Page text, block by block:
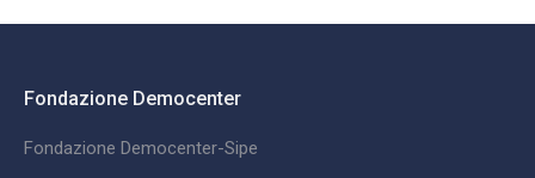
Fondazione Democenter
Fondazione Democenter-Sipe